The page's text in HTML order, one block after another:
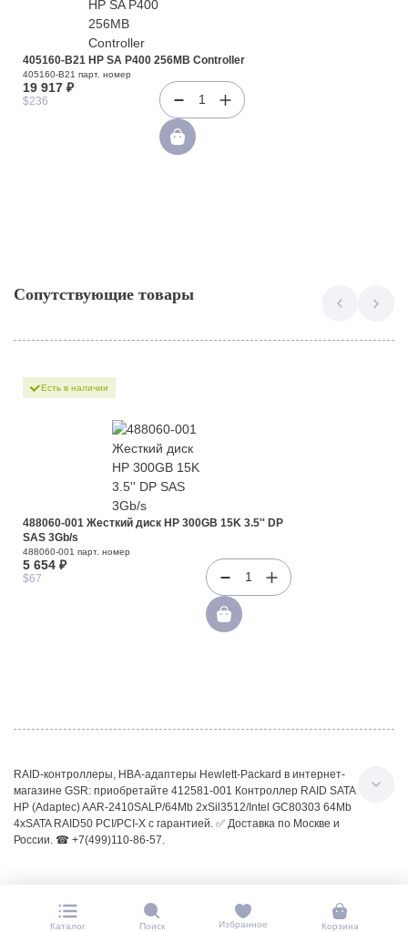
405160-B21 HP SA P400 256MB Controller
405160-B21 парт. номер
19 917 ₽
$236 1
Сопутствующие товары
Есть в наличии
488060-001 Жесткий диск HP 300GB 15K 3.5'' DP
SAS 3Gb/s
488060-001 парт. номер
5 654 ₽
$67 1
RAID-контроллеры, HBA-адаптеры Hewlett-Packard в интернет-
магазине GSR: приобретайте 412581-001 Контроллер RAID SATA
HP (Adaptec) AAR-2410SALP/64Mb 2xSil3512/Intel GC80303 64Mb
4xSATA RAID50 PCI/PCI-X с гарантией. ✅ Доставка по Москве и
России. ☎ +7(499)110-86-57.
Каталог Поиск Избранное Корзина